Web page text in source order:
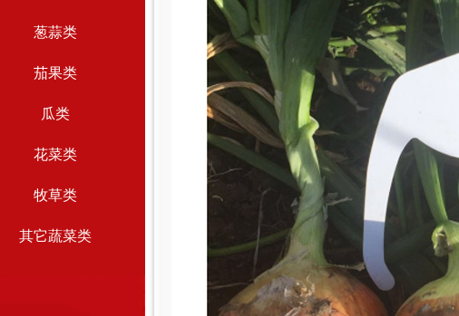
葱蒜类
茄果类
瓜类
花菜类
牧草类
其它蔬菜类